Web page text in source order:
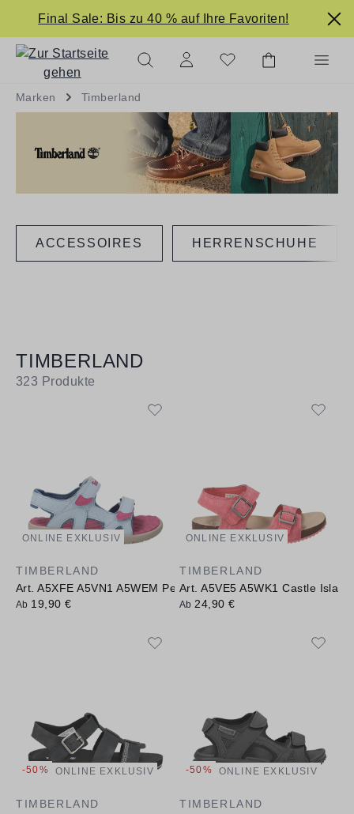
springen
Final Sale: Bis zu 40 % auf Ihre Favoriten!
Marken Timberland
ACCESSOIRES HERRENSCHUHE
TIMBERLAND
323 Produkte
ONLINE EXKLUSIV
TIMBERLAND
Art. A5XFE A5VN1 A5WEM Perkins Row 2-Strap
Ab 19,90 €
ONLINE EXKLUSIV
TIMBERLAND
Art. A5VE5 A5WK1 Castle
Ab24,90 €
-50% ONLINE EXKLUSIV
TIMBERLAND
-50% ONLINE EXKLUSIV
TIMBERLAND